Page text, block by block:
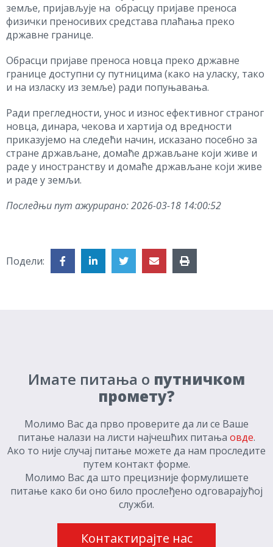
земље, пријављује на обрасцу пријаве преноса
физички преносивих средстава плаћања преко
државне границе.
Обрасци пријаве преноса новца преко државне
границе доступни су путницима (како на уласку, тако
и на изласку из земље) ради попуњавања.
Ради прегледности, унос и износ ефективног страног
новца, динара, чекова и хартија од вредности
приказујемо на следећи начин, исказано посебно за
стране држављане, домаће држављане који живе и
раде у иностранству и домаће држављане који живе
и раде у земљи.
Последњи пут ажурирано:2026-03-18 14:00:52
Подели:
Имате питања о путничком
промету?
Молимо Вас да прво проверите да ли се Ваше
питање налази на листи најчешћих питања овде.
Ако то није случај питање можете да нам проследите
путем контакт форме.
Молимо Вас да што прецизније формулишете
питање како би оно било прослеђено одговарајућој
служби.
Контактирајте нас